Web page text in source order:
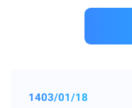
1403/01/18